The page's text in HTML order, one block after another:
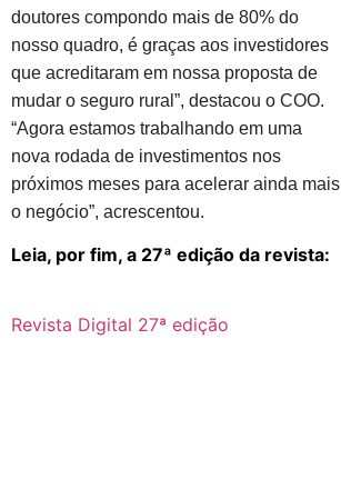
doutores compondo mais de 80% do
nosso quadro, é graças aos investidores
que acreditaram em nossa proposta de
mudar o seguro rural”, destacou o COO.
“Agora estamos trabalhando em uma
nova rodada de investimentos nos
próximos meses para acelerar ainda mais
o negócio”, acrescentou.
Leia, por fim, a 27ª edição da revista:
Revista Digital 27ª edição